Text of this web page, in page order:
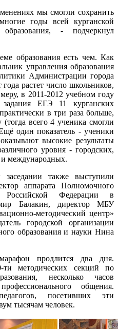
мы смогли сохранить
годы всей курганской
- подчеркнул
образования есть чем. Как
управления образования
Администрации города
растет число школьников,
в 2011-2012 учебном году
ЕГЭ 11 курганских
в три раза больше,
всего 4 ученика смогли
один показатель - ученики
высокие результаты
уровня - городских,
и международных.
также выступили
аппарата Полномочного
Российской Федерации в
Балакин, директор МБУ
методический центр»
городской организации
образования и науки Нина
продлится два дня.
методических секций по
несколько часов
общения.
посетивших эти
тысячам человек.